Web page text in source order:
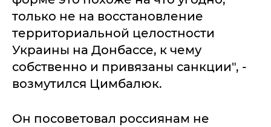
только не на восстановление
территориальной целостности
Украины на Донбассе, к чему
собственно и привязаны санкции", -
возмутился Цимбалюк.
Он посоветовал россиянам не